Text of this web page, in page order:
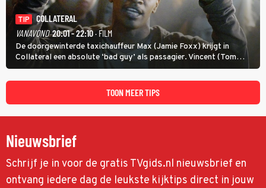
TIP
COLLATERAL
VANAVOND 20:01 - 22:10· FILM
De doorgewinterde taxichauffeur Max (Jamie Foxx) krijgt in
Collateral een absolute ‘bad guy’ als passagier. Vincent (Tom
Cruise) heeft hem nodig om hem de stad door te loodsen om een
wel heel lugubere reden.
TOON MEER TIPS
Nieuwsbrief
Schrijf je in voor de gratis TVgids.nl nieuwsbrief en
ontvang iedere dag de leukste kijktips direct in jouw